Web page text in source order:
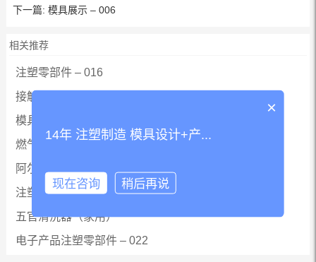
下一篇: 模具展示 – 006
相关推荐
注塑零部件 – 016
接触网巡查机 外壳注塑产品
模具展示 – 002
燃气表壳注塑加工
阿尔泰数据采集器 外壳注塑产品
注塑零部件 – 004
五官清洗器（家用）
电子产品注塑零部件 – 022
×
14年 注塑制造 模具设计+产...
现在咨询 稍后再说